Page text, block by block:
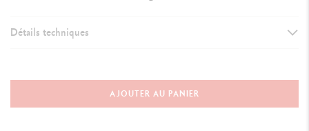
Détails techniques
AJOUTER AU PANIER